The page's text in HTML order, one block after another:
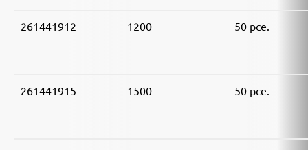
261441912 1200 50 pce.
261441915 1500 50 pce.